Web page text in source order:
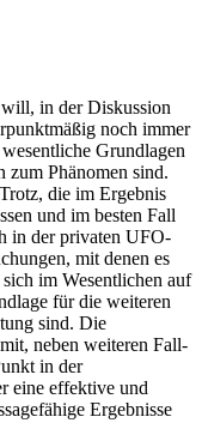
in der Diskussion
noch immer
Grundlagen
zum Phänomen sind.
die im Ergebnis
und im besten Fall
in der privaten UFO-
mit denen es
im Wesentlichen auf
für die weiteren
sind. Die
neben weiteren Fall-
in der
eine effektive und
Ergebnisse